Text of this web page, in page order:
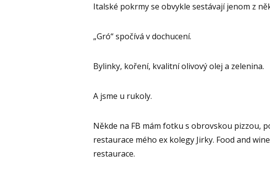
Italské pokrmy se obvykle sestávají jenom z
„Gró“ spočívá v dochucení.
Bylinky, koření, kvalitní olivový olej a zelenina.
A jsme u rukoly.
Někde na FB mám fotku s obrovskou pizzou,
restaurace mého ex kolegy Jirky. Food and
restaurace.